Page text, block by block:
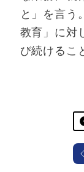
と」を言う
教育」に対
び続けるこ